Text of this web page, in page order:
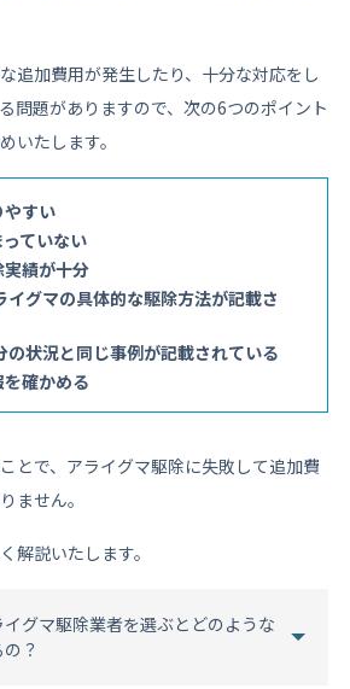
追加費用が発生したり、十分な対応をし
問題がありますので、次の6つのポイント
いたします。
すい
ていない
績が十分
グマの具体的な駆除方法が記載さ
状況と同じ事例が記載されている
確かめる
とで、アライグマ駆除に失敗して追加費
ません。
解説いたします。
グマ駆除業者を選ぶとどのような
？